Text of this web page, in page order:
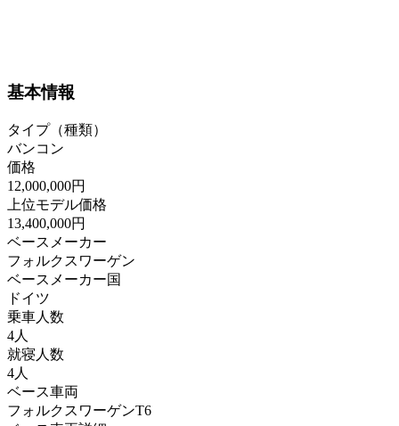
基本情報
タイプ（種類）
バンコン
価格
12,000,000円
上位モデル価格
13,400,000円
ベースメーカー
フォルクスワーゲン
ベースメーカー国
ドイツ
乗車人数
4人
就寝人数
4人
ベース車両
フォルクスワーゲンT6